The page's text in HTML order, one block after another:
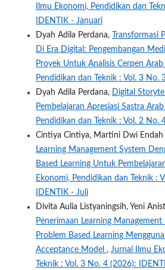
Ilmu Ekonomi, Pendidikan dan
IDENTIK - Januari
Dyah Adila Perdana,
Transformasi
Di Era Digital: Pengembangan
Proyek Untuk Analisis Cerpen Arab
Pendidikan dan Teknik : Vol. 3
Dyah Adila Perdana,
Digital
Pembelajaran Apresiasi Sastra Arab
Pendidikan dan Teknik : Vol. 2 No.
Cintiya Cintiya, Martini Dwi Endah
Learning Management System
Based Learning Untuk
Ekonomi, Pendidikan dan Teknik :
IDENTIK - Juli
Divita Aulia Listyaningsih, Yeni
Penerimaan Learning Management
Problem Based Learning
Acceptance Model , Jurnal Ilmu
Teknik : Vol. 3 No. 4 (2026):